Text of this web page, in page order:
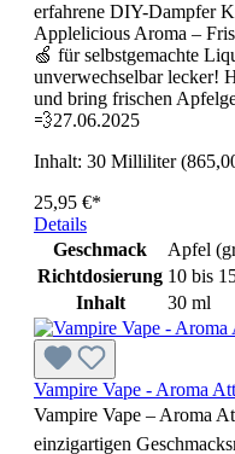
erfahrene DIY-Dampfer
Applelicious Aroma –
🍏 für selbstgemachte
unverwechselbar lecker!
und bring frischen
💨27.06.2025
Inhalt: 30 Milliliter
25,95 €*
Details
Geschmack
Apfel
Richtdosierung 10 bis
Inhalt
30 ml
Vampire Vape - Aroma
Vampire Vape – Aroma
einzigartigen